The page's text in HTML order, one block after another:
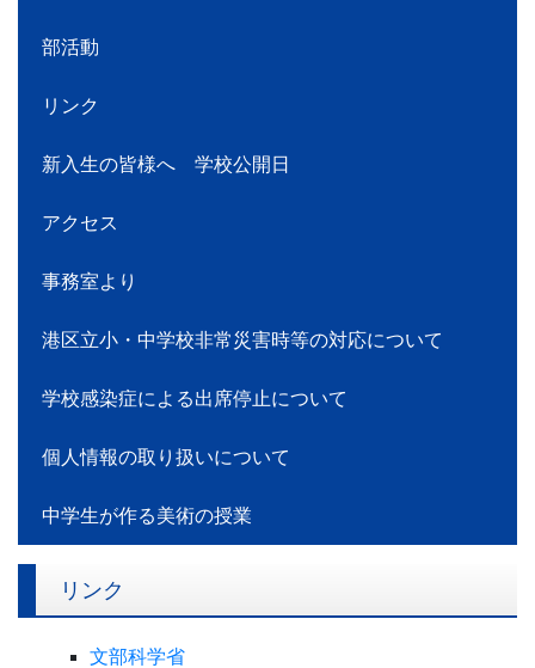
部活動
リンク
新入生の皆様へ 学校公開日
アクセス
事務室より
港区立小・中学校非常災害時等の対応について
学校感染症による出席停止について
個人情報の取り扱いについて
中学生が作る美術の授業
リンク
文部科学省